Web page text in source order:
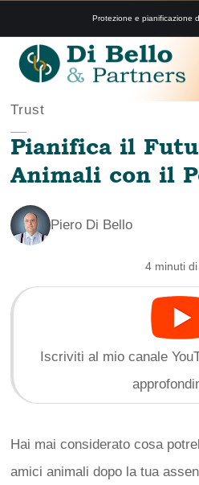
Protezione e pianificazione
Trust
Pianifica il
Animali con il
Piero Di Bello
4 minuti
Iscriviti al mio canale
Hai mai considerato cosa
amici animali dopo la tua